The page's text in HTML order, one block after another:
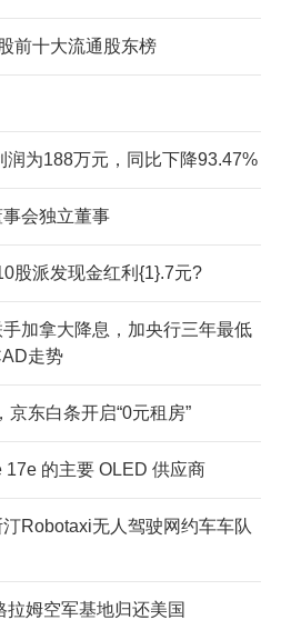
前十大流通股东榜
润为188万元，同比下降93.47%
会独立董事
股派发现金红利{1}.7元?
加拿大降息，加央行三年最低
走势
东白条开启“0元租房”
17e 的主要 OLED 供应商
Robotaxi无人驾驶网约车车队
拉姆空军基地归还美国